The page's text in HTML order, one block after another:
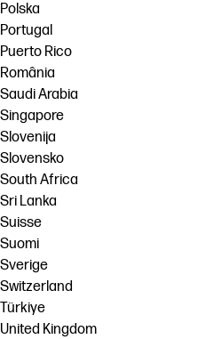
Polska
Portugal
Puerto Rico
România
Saudi Arabia
Singapore
Slovenija
Slovensko
South Africa
Sri Lanka
Suisse
Suomi
Sverige
Switzerland
Türkiye
United Kingdom